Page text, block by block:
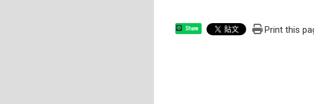
Share Print this